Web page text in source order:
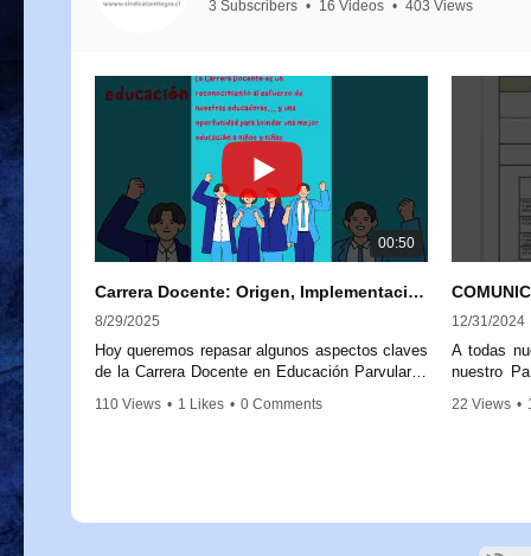
3 Subscribers • 16 Videos • 403 Views
00:50
Carrera Docente: Origen, Implementación y Próximos Pasos
8/29/2025
Hoy queremos repasar algunos aspectos claves
de la Carrera Docente en Educación Parvularia,
educadoras y educadores, reconociendo su
110 Views • 1 Likes • 0 Comments
12/31/2024
A todas
nuestro
auxiliares
2.
22 Views •